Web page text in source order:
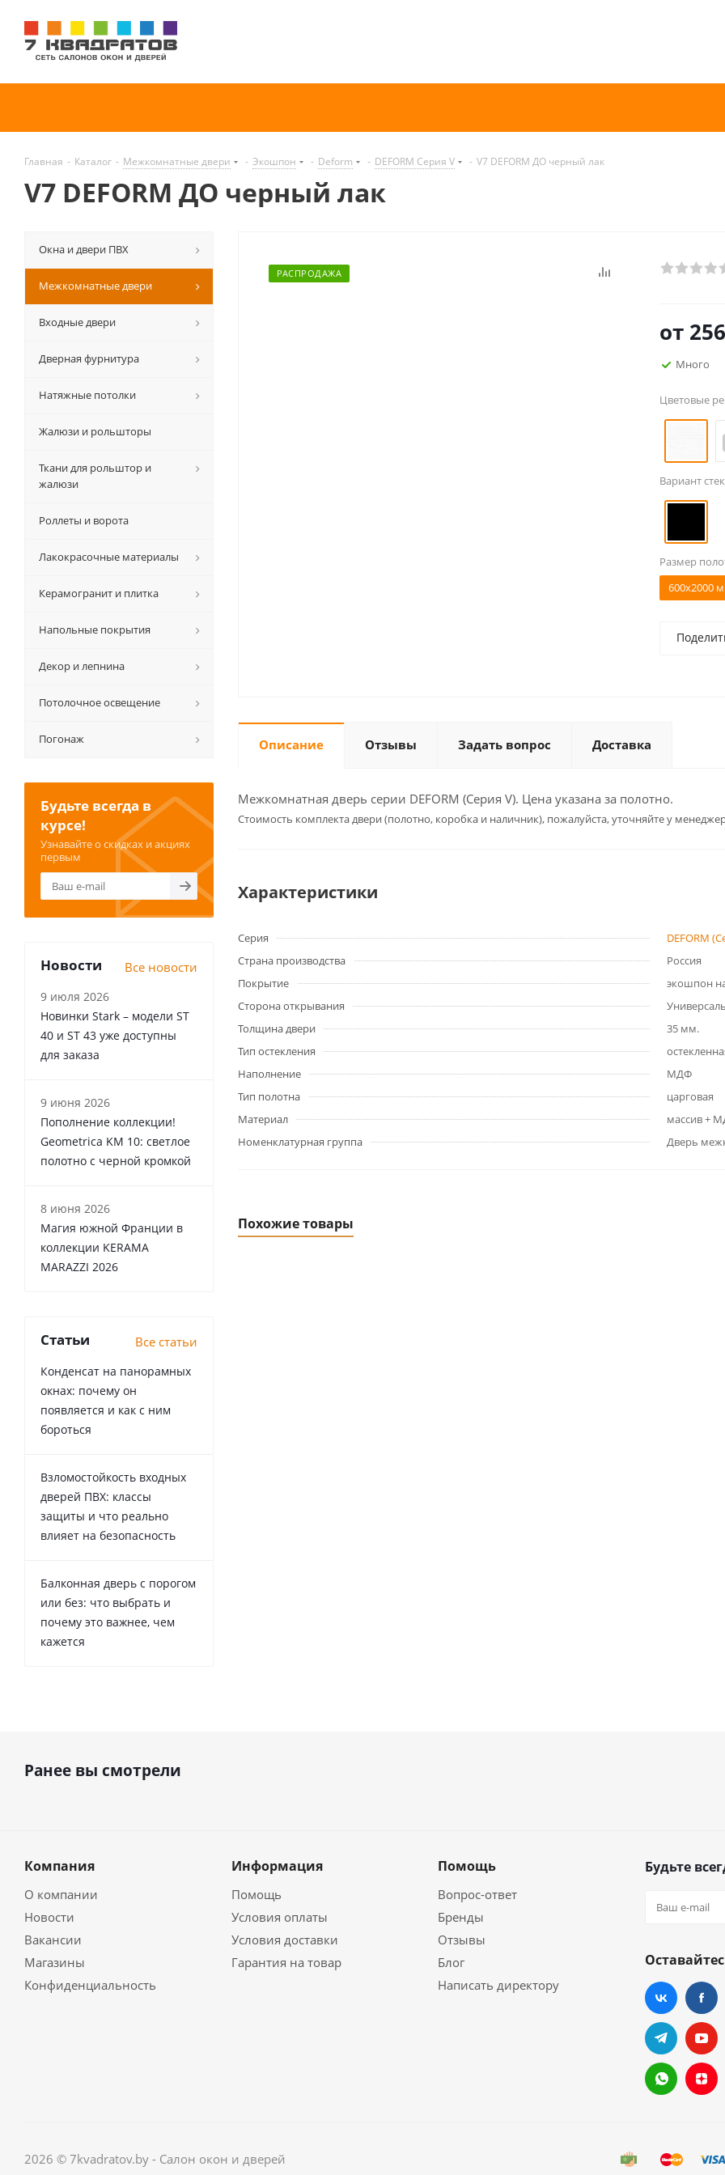
Главная - Каталог - Межкомнатные двери - Экошпон - Deform - DEFORM Серия V - V7 DEFORM ДО черный лак
V7 DEFORM ДО черный лак
РАСПРОДАЖА
от
Много
Цветовые
Вариант
Размер
600x2000
Описание Отзывы Задать вопрос Доставка
Межкомнатная дверь серии DEFORM (Серия V). Цена указана за полотно.
Cтоимость комплекта двери (полотно, коробка и наличник), пожалуйста, уточняйте у
Характеристики
Серия
DEFORM
Страна производства
Россия
Покрытие
экошпон
Сторона открывания
Толщина двери
35 мм.
Тип остекления
Наполнение
МДФ
Тип полотна
царговая
Материал
массив +
Номенклатурная группа
Дверь
Похожие товары
Окна и двери ПВХ
Межкомнатные двери
Входные двери
Дверная фурнитура
Натяжные потолки
Жалюзи и рольшторы
Ткани для рольштор и
жалюзи
Роллеты и ворота
Лакокрасочные материалы
Керамогранит и плитка
Напольные покрытия
Декор и лепнина
Потолочное освещение
Погонаж
Будьте всегда в
курсе!
Узнавайте о скидках и акциях
первым
Новости Все новости
9 июля 2026
Новинки Stark – модели ST
40 и ST 43 уже доступны
для заказа
9 июня 2026
Пополнение коллекции!
Geometrica KM 10: светлое
полотно с черной кромкой
8 июня 2026
Магия южной Франции в
коллекции KERAMA
MARAZZI 2026
Статьи Все статьи
Конденсат на панорамных
окнах: почему он
появляется и как с ним
бороться
Взломостойкость входных
дверей ПВХ: классы
защиты и что реально
влияет на безопасность
Балконная дверь с порогом
или без: что выбрать и
почему это важнее, чем
кажется
Ранее вы смотрели
Компания
О компании
Новости
Вакансии
Магазины
Конфиденциальность
Информация
Помощь
Условия оплаты
Условия доставки
Гарантия на товар
Помощь
Вопрос-ответ
Бренды
Отзывы
Блог
Написать директору
Будьте
2026 © 7kvadratov.by - Салон окон и дверей